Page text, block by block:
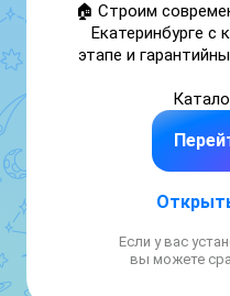
🏠 Строим
Екатеринбурге
этапе и
max.ru/
📲
t.me/
Если у вас
вы можете